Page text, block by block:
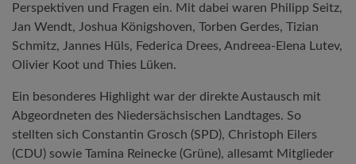
Perspektiven und Fragen ein. Mit dabei waren Philipp Seitz,
Jan Wendt, Joshua Königshoven, Torben Gerdes, Tizian
Schmitz, Jannes Hüls, Federica Drees, Andreea-Elena Lutev,
Olivier Koot und Thies Lüken.
Ein besonderes Highlight war der direkte Austausch mit
Abgeordneten des Niedersächsischen Landtages. So
stellten sich Constantin Grosch (SPD), Christoph Eilers
(CDU) sowie Tamina Reinecke (Grüne), allesamt Mitglieder